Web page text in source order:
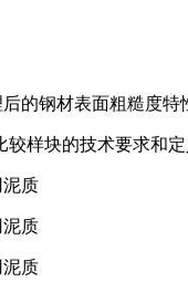
的钢材表面粗糙度特
样块的技术要求和
泥质
泥质
泥质